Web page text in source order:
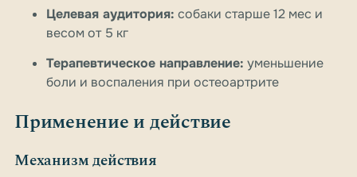
Целевая аудитория: собаки старше 12 мес и
весом от 5 кг
Терапевтическое направление: уменьшение
боли и воспаления при остеоартрите
Применение и действие
Механизм действия